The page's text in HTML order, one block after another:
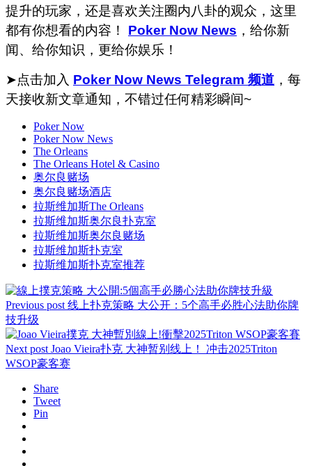
提升的玩家，还是喜欢关注圈内八卦的观众，这里
都有你想看的内容！ Poker Now News ，给你新
闻、给你知识，更给你娱乐！
➤点击加入 Poker Now News Telegram 频道 ，每
天接收新文章通知，不错过任何精彩瞬间~
Poker Now
Poker Now News
The Orleans
The Orleans Hotel & Casino
奥尔良赌场
奥尔良赌场酒店
拉斯维加斯The Orleans
拉斯维加斯奥尔良扑克室
拉斯维加斯奥尔良赌场
拉斯维加斯扑克室
拉斯维加斯扑克室推荐
Previous post 线上扑克策略 大公开：5个高手必胜心法助你牌
技升级
Next post Joao Vieira扑克 大神暂别线上！ 冲击2025Triton
WSOP豪客赛
Share
Tweet
Pin